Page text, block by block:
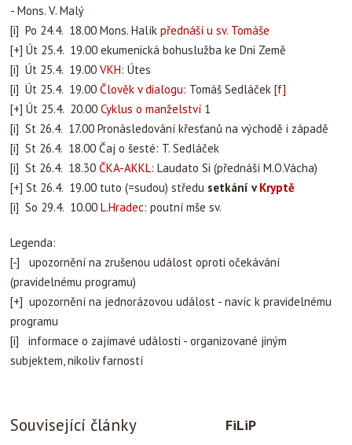
- Mons. V. Malý
[i] Po 24.4. 18.00 Mons. Halík přednáší u sv. Tomáše
[+] Út 25.4. 19.00 ekumenická bohuslužba ke Dni Země
[i] Út 25.4. 19.00 VKH: Útes
[i] Út 25.4. 19.00 Člověk v dialogu: Tomáš Sedláček [f]
[+] Út 25.4. 20.00 Cyklus o manželství 1
[i] St 26.4. 17.00 Pronásledování křesťanů na východě i západě
[i] St 26.4. 18.00 Čaj o šesté: T. Sedláček
[i] St 26.4. 18.30 ČKA-AKKL: Laudato Si (přednáší M.O.Vácha)
[+] St 26.4. 19.00 tuto (=sudou) středu setkání vKryptě
[i] So 29.4. 10.00 L.Hradec: poutní mše sv.
Legenda:
[-] upozornění na zrušenou událost oproti očekávání
(pravidelnému programu)
[+] upozornění na jednorázovou událost - navíc k pravidelnému
programu
[i] informace o zajímavé události - organizované jiným
subjektem, nikoliv farností
Související články FiLiP